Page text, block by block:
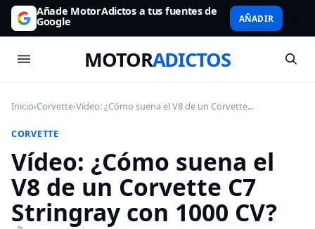
Añade MotorAdictos a tus fuentes de
Google AÑADIR
MOTORADICTOS
Inicio›Corvette›Vídeo: ¿Cómo suena el V8 de un Corvette...
CORVETTE
Vídeo: ¿Cómo suena el
V8 de un Corvette C7
Stringray con 1000 CV?